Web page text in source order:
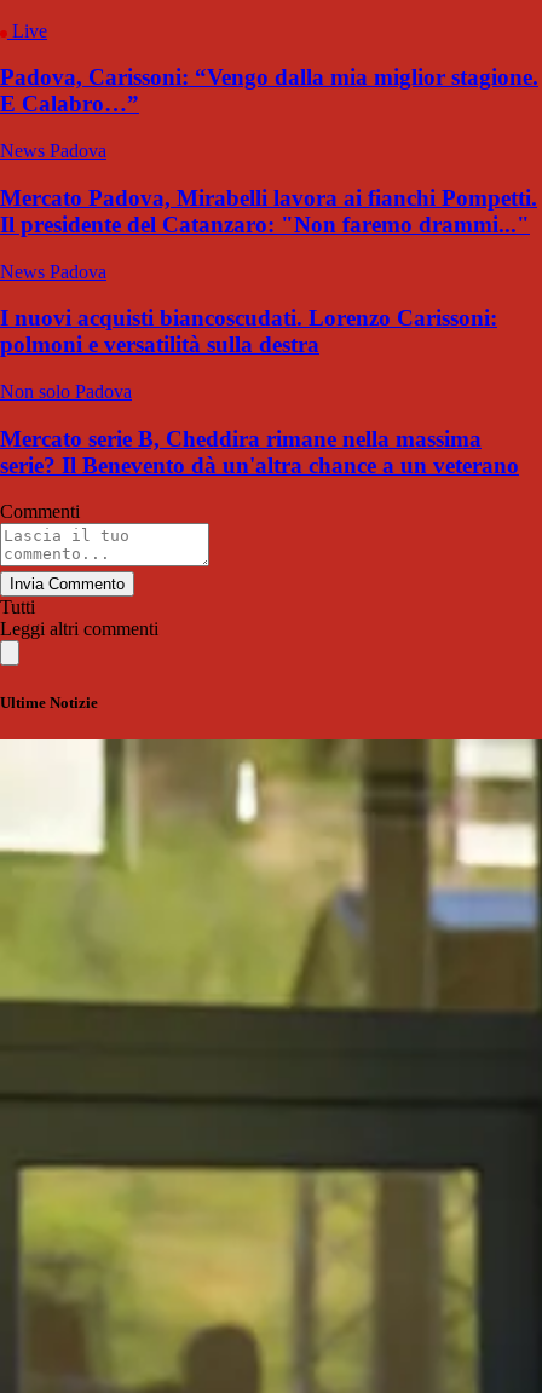
Live
Padova, Carissoni: “Vengo dalla mia miglior stagione.
E Calabro…”
News Padova
Mercato Padova, Mirabelli lavora ai fianchi Pompetti.
Il presidente del Catanzaro: "Non faremo drammi..."
News Padova
I nuovi acquisti biancoscudati. Lorenzo Carissoni:
polmoni e versatilità sulla destra
Non solo Padova
Mercato serie B, Cheddira rimane nella massima
serie? Il Benevento dà un'altra chance a un veterano
Commenti
Invia Commento
Tutti
Leggi altri commenti
Ultime Notizie